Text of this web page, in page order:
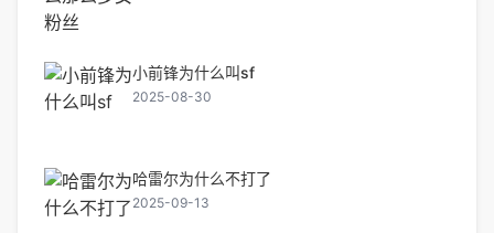
小前锋为什么叫sf
2025-08-30
哈雷尔为什么不打了
2025-09-13